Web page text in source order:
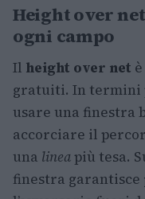
Height over
ogni campo
Il height over net
gratuiti. In termini
usare una finestra
accorciare il
una lineapiù tesa.
finestra garantisce